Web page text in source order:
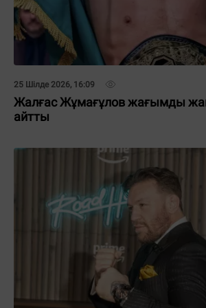
25 Шілде 2026, 16:09
Жалғас Жұмағұлов жағымды
айтты